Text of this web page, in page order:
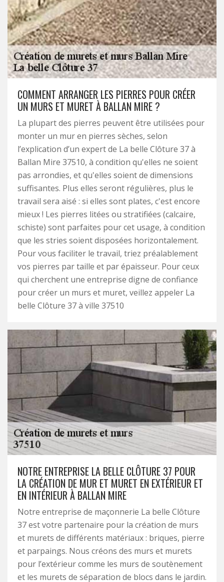
COMMENT ARRANGER LES PIERRES POUR CRÉER
UN MURS ET MURET À BALLAN MIRE ?
La plupart des pierres peuvent être utilisées pour
monter un mur en pierres sèches, selon
l’explication d’un expert de La belle Clôture 37 à
Ballan Mire 37510, à condition qu'elles ne soient
pas arrondies, et qu'elles soient de dimensions
suffisantes. Plus elles seront régulières, plus le
travail sera aisé : si elles sont plates, c'est encore
mieux ! Les pierres litées ou stratifiées (calcaire,
schiste) sont parfaites pour cet usage, à condition
que les stries soient disposées horizontalement.
Pour vous faciliter le travail, triez préalablement
vos pierres par taille et par épaisseur. Pour ceux
qui cherchent une entreprise digne de confiance
pour créer un murs et muret, veillez appeler La
belle Clôture 37 à ville 37510
NOTRE ENTREPRISE LA BELLE CLÔTURE 37 POUR
LA CRÉATION DE MUR ET MURET EN EXTÉRIEUR ET
EN INTÉRIEUR À BALLAN MIRE
Notre entreprise de maçonnerie La belle Clôture
37 est votre partenaire pour la création de murs
et murets de différents matériaux : briques, pierre
et parpaings. Nous créons des murs et murets
pour l’extérieur comme les murs de soutènement
et les murets de séparation de blocs dans le jardin.